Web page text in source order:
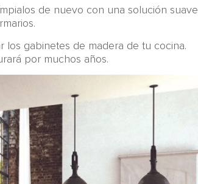
de nuevo con una solución suave
los gabinetes de madera de tu cocina.
por muchos años.